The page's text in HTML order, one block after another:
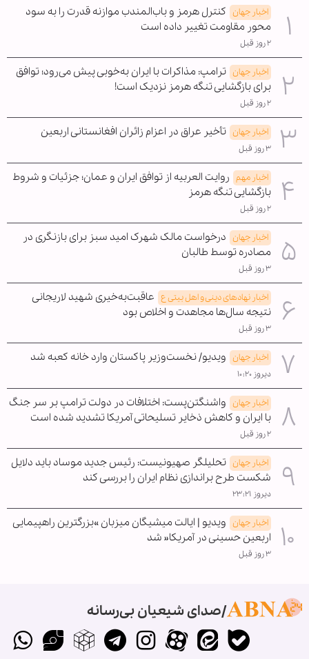
اخبار جهان کنترل هرمز و باب‌المندب موازنه قدرت را به سود
محور مقاومت تغییر داده است
۲ روز قبل
اخبار جهان ترامپ: مذاکرات با ایران به‌خوبی پیش می‌رود؛ توافق
برای بازگشایی تنگه هرمز نزدیک است!
۲ روز قبل
اخبار جهان تأخیر عراق در اعزام زائران افغانستانی اربعین
۳ روز قبل
اخبار مهم روایت العربیه از توافق ایران و عمان؛ جزئیات و شروط
بازگشایی تنگه هرمز
۲ روز قبل
اخبار جهان درخواست مالک شهرک امید سبز برای بازنگری در
مصادره توسط طالبان
۳ روز قبل
اخبار نهادهای دینی و اهل بیتی ع عاقبت‌به‌خیری شهید لاریجانی
نتیجه سال‌ها مجاهدت و اخلاص بود
۳ روز قبل
اخبار جهان ویدیو/ نخست‌وزیر پاکستان وارد خانه کعبه شد
دیروز ۱۰:۲۰
اخبار جهان واشنگتن‌پست: اختلافات در دولت ترامپ بر سر جنگ
با ایران و کاهش ذخایر تسلیحاتی آمریکا تشدید شده است
۲ روز قبل
اخبار جهان تحلیلگر صهیونیست: رئیس جدید موساد باید دلایل
شکست طرح براندازی نظام ایران را بررسی کند
دیروز ۲۳:۲۱
اخبار جهان ویدیو | ایالت میشیگان میزبان »بزرگترین راهپیمایی
اربعین حسینی در آمریکا« شد
۳ روز قبل
صدای شیعیان بی‌رسانه